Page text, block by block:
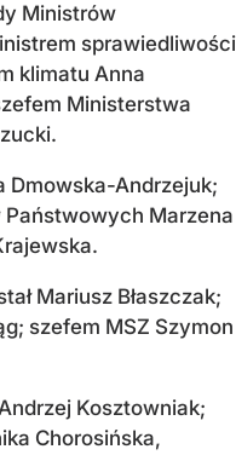
Ministrów
sprawiedliwości
klimatu Anna
Ministerstwa
Dmowska-Andrzejuk;
Marzena
Mariusz Błaszczak;
szefem MSZ Szymon
Kosztowniak;
Chorosińska,